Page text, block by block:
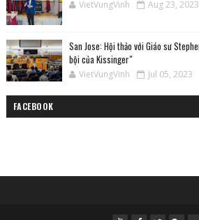
VietVungVinh Aug 23, 2023
San Jose: Hội thảo với Giáo sư
bội của Kissinger"
VietVungVinh Jul 05, 2023
FACEBOOK